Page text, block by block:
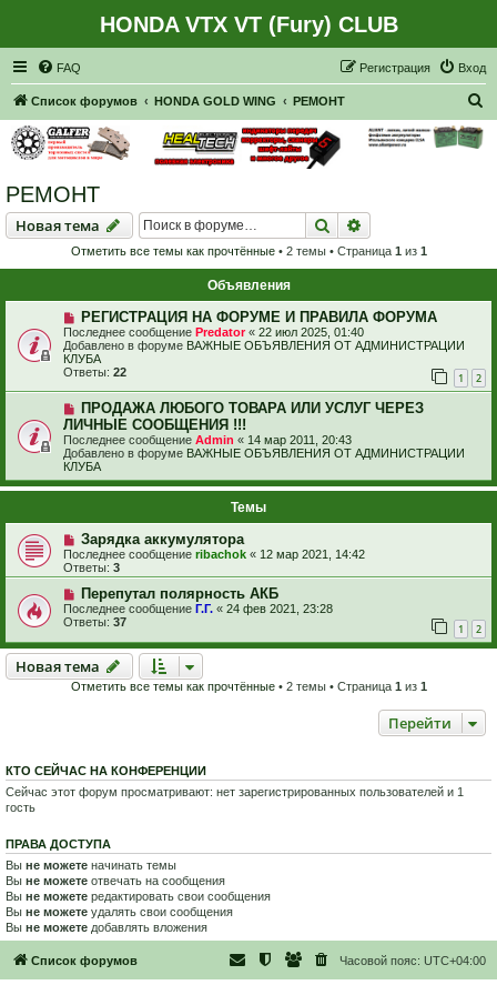
HONDA VTX VT (Fury) CLUB
FAQ Вход
Регистрация
Список форумов HONDA GOLD WING РЕМОНТ
РЕМОНТ
Новая тема
Новаятема Поиск
Отметить все темы как прочтённые• 2 темы • Страница 1 из 1
Объявления
РЕГИСТРАЦИЯ НА ФОРУМЕ И ПРАВИЛА ФОРУМА
Последнее сообщение Predator« 22 июл 2025, 01:40
Добавлено в форуме ВАЖНЫЕ ОБЪЯВЛЕНИЯ ОТ АДМИНИСТРАЦИИ
КЛУБА
Ответы: 22 1 2
ПРОДАЖА ЛЮБОГО ТОВАРА ИЛИ УСЛУГ ЧЕРЕЗ
ЛИЧНЫЕ СООБЩЕНИЯ !!!
Последнее сообщение Admin « 14 мар 2011, 20:43
Добавлено в форуме ВАЖНЫЕ ОБЪЯВЛЕНИЯ ОТ АДМИНИСТРАЦИИ
КЛУБА
Темы
Зарядка аккумулятора
Последнее сообщение ribachok « 12 мар 2021, 14:42
Ответы: 3
Перепутал полярность АКБ
Последнее сообщение Г.Г. « 24 фев 2021, 23:28
Ответы: 37 1 2
Новая тема
Новаятема
Отметить все темы как прочтённые• 2 темы • Страница 1 из 1
Перейти
КТО СЕЙЧАС НА КОНФЕРЕНЦИИ
Сейчас этот форум просматривают: нет зарегистрированных пользователей и 1
гость
ПРАВА ДОСТУПА
Вы не можете начинать темы
Вы не можете отвечать на сообщения
Вы не можете редактировать свои сообщения
Вы не можете удалять свои сообщения
Вы не можете добавлять вложения
Список форумов Часовой пояс: UTC+04:00